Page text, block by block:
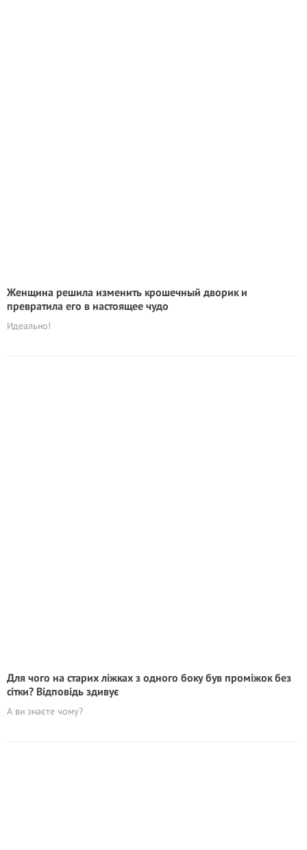
Женщина решила изменить крошечный дворик и
превратила его в настоящее чудо
Идеально!
Для чого на старих ліжках з одного боку був проміжок без
сітки? Відповідь здивує
А ви знаєте чому?